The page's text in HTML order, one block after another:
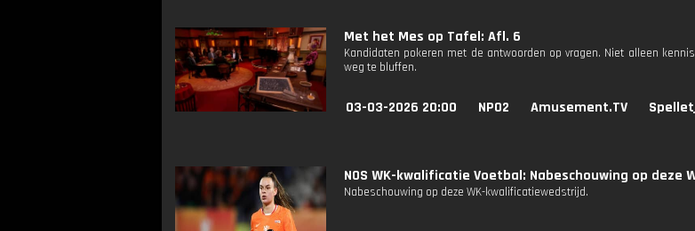
Met het Mes op Tafel: Afl. 6
Kandidaten pokeren met de antwoorden op vragen. Niet alleen
weg te bluffen.
03-03-2026 20:00 NPO2 Amusement.TV
NOS WK-kwalificatie Voetbal: Nabeschouwing op
Nabeschouwing op deze WK-kwalificatiewedstrijd.